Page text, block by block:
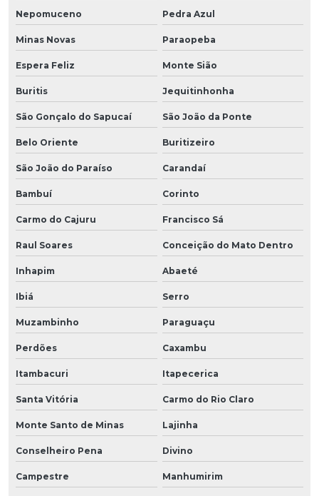
Nepomuceno Pedra Azul
Minas Novas Paraopeba
Espera Feliz Monte Sião
Buritis Jequitinhonha
São Gonçalo do Sapucaí São João da Ponte
Belo Oriente Buritizeiro
São João do Paraíso Carandaí
Bambuí Corinto
Carmo do Cajuru Francisco Sá
Raul Soares Conceição do Mato Dentro
Inhapim Abaeté
Ibiá Serro
Muzambinho Paraguaçu
Perdões Caxambu
Itambacuri Itapecerica
Santa Vitória Carmo do Rio Claro
Monte Santo de Minas Lajinha
Conselheiro Pena Divino
Campestre Manhumirim